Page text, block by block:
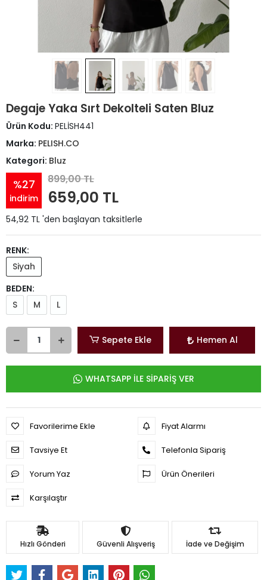
Degaje Yaka Sırt Dekolteli Saten Bluz
Ürün Kodu: PELİSH441
Marka: PELISH.CO
Kategori: Bluz
%27
indirim
899,00 TL
659,00 TL
54,92 TL 'den başlayan taksitlerle
RENK:
Siyah
BEDEN:
S
M L
Sepete Ekle Hemen Al
WHATSAPP İLE SİPARİŞ VER
Favorilerime Ekle
Tavsiye Et
Yorum Yaz
Karşılaştır
Fiyat Alarmı
Telefonla Sipariş
Ürün Önerileri
Hızlı Gönderi Güvenli Alışveriş İade ve Değişim